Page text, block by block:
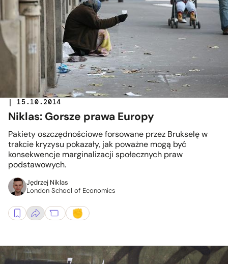
| 15.10.2014
Niklas: Gorsze prawa Europy
Pakiety oszczędnościowe forsowane przez Brukselę w
trakcie kryzysu pokazały, jak poważne mogą być
konsekwencje marginalizacji społecznych praw
podstawowych.
Jędrzej Niklas
London School of Economics